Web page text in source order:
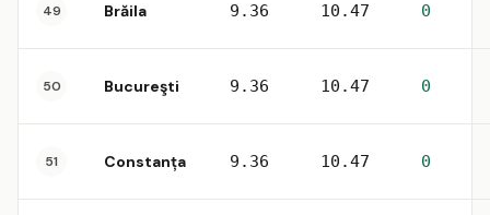
49 Brăila 9.36 10.47 0
50 Bucureşti 9.36 10.47 0
51 Constanța 9.36 10.47 0